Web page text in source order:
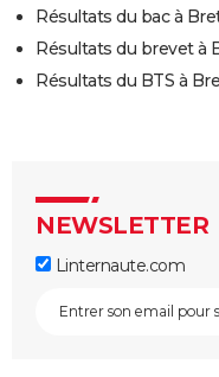
Résultats du bac à
Résultats du brevet à
Résultats du BTS à
NEWSLETTER
Linternaute.com